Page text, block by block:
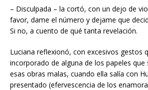
– Disculpada – la cortó, con un dejo de
favor, dame el número y dejame que
Si no, a cuento de qué tanta revelación.
Luciana reflexionó, con excesivos gestos
incorporado de alguna de los papeles
esas obras malas, cuando ella salía con
presentado (efervescencia de los